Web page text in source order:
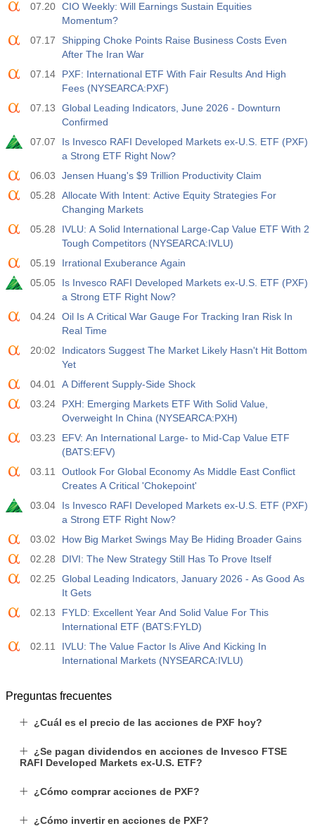
07.20 CIO Weekly: Will Earnings Sustain Equities
Momentum?
07.17
Shipping Choke Points Raise Business Costs Even
After The Iran War
07.14
PXF: International ETF With Fair Results And High
Fees (NYSEARCA:PXF)
07.13
Global Leading Indicators, June 2026 - Downturn
Confirmed
07.07
Is Invesco RAFI Developed Markets ex-U.S. ETF (PXF)
a Strong ETF Right Now?
06.03
Jensen Huang's $9 Trillion Productivity Claim
05.28
Allocate With Intent: Active Equity Strategies For
Changing Markets
05.28
IVLU: A Solid International Large-Cap Value ETF With 2
Tough Competitors (NYSEARCA:IVLU)
05.19
Irrational Exuberance Again
05.05
Is Invesco RAFI Developed Markets ex-U.S. ETF (PXF)
a Strong ETF Right Now?
04.24 Oil Is A Critical War Gauge For Tracking Iran Risk In
Real Time
20:02
Indicators Suggest The Market Likely Hasn't Hit Bottom
Yet
04.01
A Different Supply-Side Shock
03.24
PXH: Emerging Markets ETF With Solid Value,
Overweight In China (NYSEARCA:PXH)
03.23
EFV: An International Large- to Mid-Cap Value ETF
(BATS:EFV)
03.11
Outlook For Global Economy As Middle East Conflict
Creates A Critical 'Chokepoint'
03.04
Is Invesco RAFI Developed Markets ex-U.S. ETF (PXF)
a Strong ETF Right Now?
03.02
How Big Market Swings May Be Hiding Broader Gains
02.28
DIVI: The New Strategy Still Has To Prove Itself
02.25
Global Leading Indicators, January 2026 - As Good As
It Gets
02.13
FYLD: Excellent Year And Solid Value For This
International ETF (BATS:FYLD)
02.11
IVLU: The Value Factor Is Alive And Kicking In
International Markets (NYSEARCA:IVLU)
Preguntas frecuentes
¿Cuál es el precio de las acciones de PXF hoy?
¿Se pagan dividendos en acciones de Invesco FTSE
RAFI Developed Markets ex-U.S. ETF?
¿Cómo comprar acciones de PXF?
¿Cómo invertir en acciones de PXF?